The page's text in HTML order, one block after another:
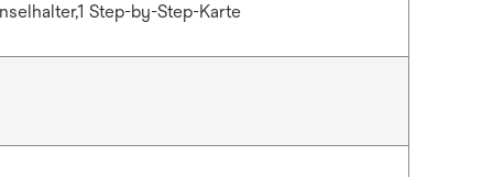
Step-by-Step-Karte